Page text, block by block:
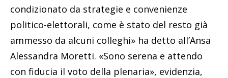
condizionato da strategie e convenienze
politico-elettorali, come è stato del resto già
ammesso da alcuni colleghi» ha detto all’Ansa
Alessandra Moretti. «Sono serena e attendo
con fiducia il voto della plenaria», evidenzia,